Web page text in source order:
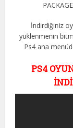
İndirdiğiniz
yüklenmenin
Ps4 ana
PS4